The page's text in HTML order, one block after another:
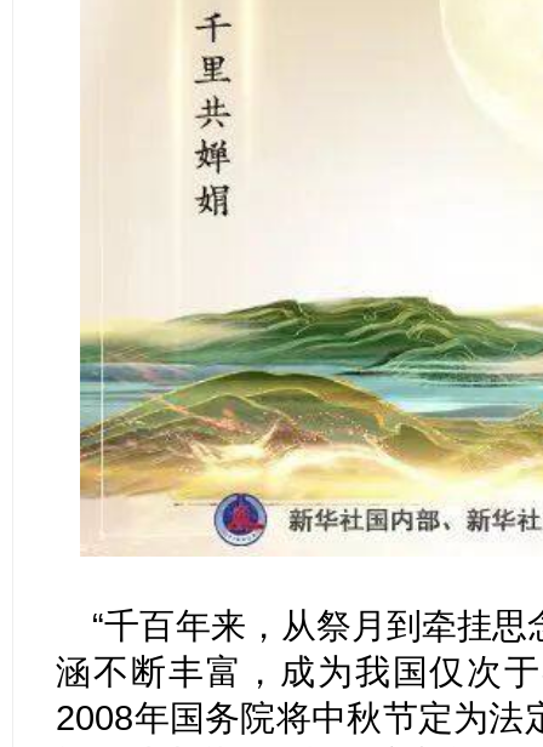
“千百年来，从祭月到牵挂
涵不断丰富，成为我国仅次
2008年国务院将中秋节定为法